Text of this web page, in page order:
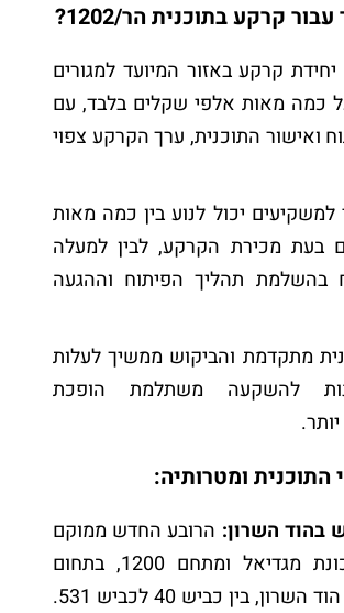
קרקע בתוכנית הר/1202 ?
קרקע באזור המיועד למגורים
כמה מאות אלפי שקלים בלבד, עם
ואישור התוכנית, ערך הקרקע צפוי
למשקיעים יכול לנוע בין כמה מאות
בעת מכירת הקרקע, לבין למעלה
בהשלמת תהליך הפיתוח וההגעה
מתקדמת והביקוש ממשיך לעלות
להשקעה משתלמת הופכת
התוכנית ומטרותיה:
בהוד השרון: הרובע החדש ממוקם
ממזרח לשכונת מגדיאל ומתחם 1200, בתחום
שיפוטה של הוד השרון, בין כביש 40 לכביש 531.